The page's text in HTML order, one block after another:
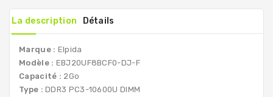
La description Détails
Marque : Elpida
Modèle : EBJ20UF8BCF0-DJ-F
Capacité : 2Go
Type :DDR3 PC3-10600U DIMM